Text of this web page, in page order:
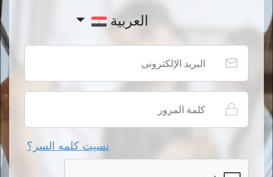
العربية
نسيت كلمه السر؟